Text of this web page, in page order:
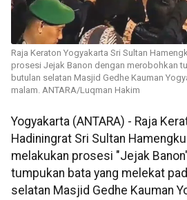
Raja Keraton Yogyakarta Sri Sultan
prosesi Jejak Banon dengan merobohkan
butulan selatan Masjid Gedhe Kauman
malam. ANTARA/Luqman Hakim
Yogyakarta (ANTARA) - Raja
Hadiningrat Sri Sultan
melakukan prosesi "Jejak
tumpukan bata yang melekat
selatan Masjid Gedhe Kauman